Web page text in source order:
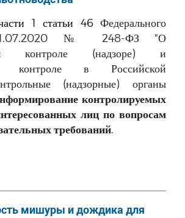
1 статьи 46Федерального
№ 248-ФЗ "О
контроле (надзоре) и
контроле в Российской
(надзорные) органы
контролируемых
лиц по вопросам
требований.
мишуры и дождика для